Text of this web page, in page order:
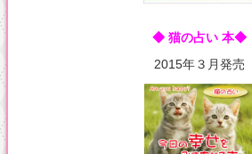
◆ 猫の占い 本◆
2015年３月発売